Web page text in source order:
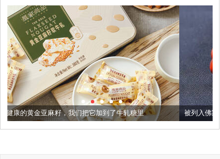
们把它加到了牛轧糖里 被列入佛家七宝的它到底有多美？